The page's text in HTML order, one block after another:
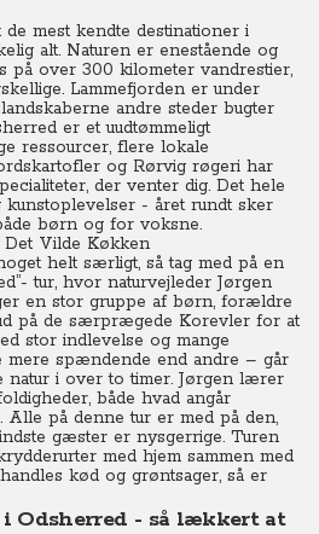
mest kendte destinationer i
alt. Naturen er enestående og
på over 300 kilometer vandrestier,
Lammefjorden er under
andre steder bugter
er et uudtømmeligt
ressourcer, flere lokale
og Rørvig røgeri har
der venter dig. Det hele
- året rundt sker
børn og for voksne.
Det Vilde Køkken
helt særligt, så tag med på en
tur, hvor naturvejleder Jørgen
en stor gruppe af børn, forældre
på de særprægede Korevler for at
stor indlevelse og mange
mere spændende end andre – går
natur i over to timer. Jørgen lærer
både hvad angår
på denne tur er med på den,
gæster er nysgerrige. Turen
med hjem sammen med
kød og grøntsager, så er
Odsherred - så lækkert at